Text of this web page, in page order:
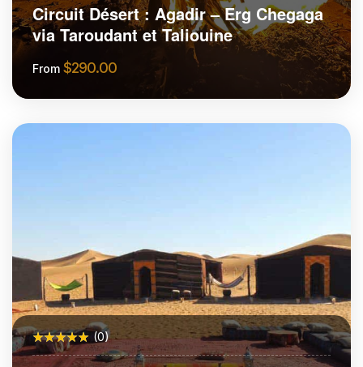
Circuit Désert : Agadir – Erg Chegaga
via Taroudant et Taliouine
From $290.00
(0)